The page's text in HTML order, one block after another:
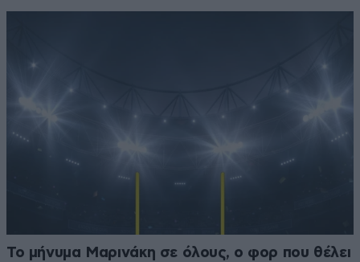
Το μήνυμα Μαρινάκη σε όλους, ο φορ που θέλει